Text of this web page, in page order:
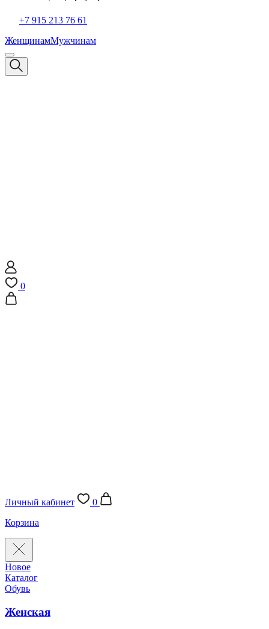
+7 915 213 76 61
ЖенщинамМужчинам
0
Личный кабинет
0
Корзина
Новое
Каталог
Обувь
Женская